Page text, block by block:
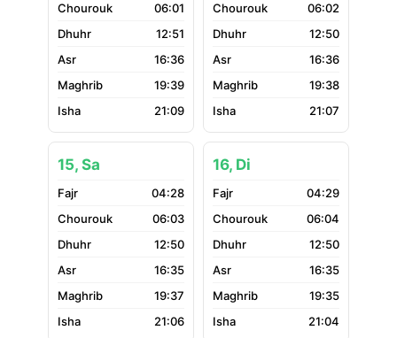
06:01
12:51
16:36
19:39
21:09
06:02
12:50
16:36
19:38
21:07
15, Sa
04:28
06:03
12:50
16:35
19:37
21:06
16, Di
04:29
06:04
12:50
16:35
19:35
21:04